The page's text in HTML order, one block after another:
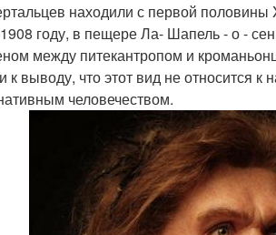
находили с первой
году, в пещере Ла- Шапель - о -
между питекантропом и
к выводу, что этот вид не относится
человечеством.